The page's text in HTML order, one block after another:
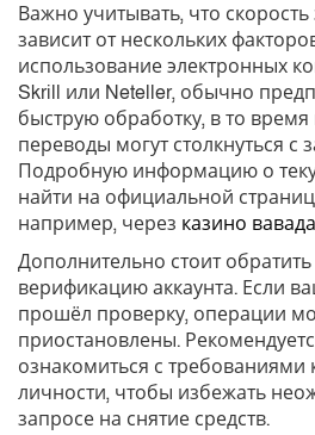
Важно учитывать, что
зависит от нескольких
использование электронных
Skrill или Neteller, обычно
быструю обработку, в то время
переводы могут столкнуться с
Подробную информацию о
найти на официальной
например, через казино
Дополнительно стоит
верификацию аккаунта. Если
прошёл проверку, операции
приостановлены.
ознакомиться с требованиями
личности, чтобы избежать
запросе на снятие средств.